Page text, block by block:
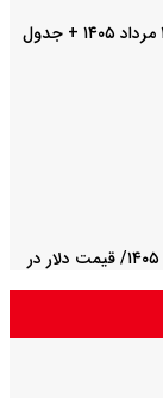
برنامه قطع برق کهگیلویه و بویراحمد امروز یکشنبه ۱۸ مرداد ۱۴۰۵ + جدول
آخرین قیمت دلار، طلا و سکه؛ شبانگاه شنبه ۱۷ مرداد ۱۴۰۵/ قیمت دلار در